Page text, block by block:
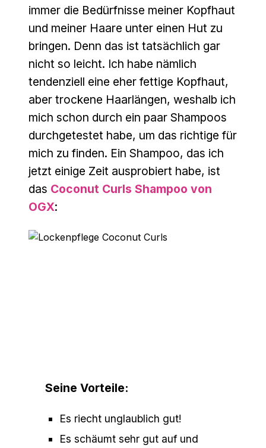
immer die Bedürfnisse meiner Kopfhaut
und meiner Haare unter einen Hut zu
bringen. Denn das ist tatsächlich gar
nicht so leicht. Ich habe nämlich
tendenziell eine eher fettige Kopfhaut,
aber trockene Haarlängen, weshalb ich
mich schon durch ein paar Shampoos
durchgetestet habe, um das richtige für
mich zu finden. Ein Shampoo, das ich
jetzt einige Zeit ausprobiert habe, ist
das Coconut Curls Shampoo von
OGX:
Seine Vorteile:
Es riecht unglaublich gut!
Es schäumt sehr gut auf und